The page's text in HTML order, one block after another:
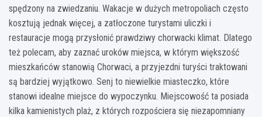
spędzony na zwiedzaniu. Wakacje w dużych metropoliach często
kosztują jednak więcej, a zatłoczone turystami uliczki i
restauracje mogą przysłonić prawdziwy chorwacki klimat. Dlatego
też polecam, aby zaznać uroków miejsca, w którym większość
mieszkańców stanowią Chorwaci, a przyjezdni turyści traktowani
są bardziej wyjątkowo. Senj to niewielkie miasteczko, które
stanowi idealne miejsce do wypoczynku. Miejscowość ta posiada
kilka kamienistych plaż, z których rozpościera się niezapomniany